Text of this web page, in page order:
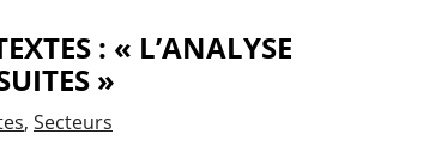
: « L’ANALYSE
»
Secteurs